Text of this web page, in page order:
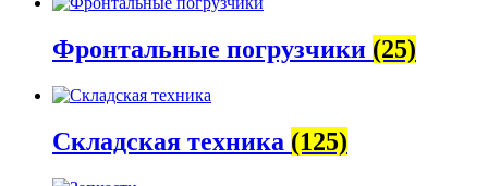
Фронтальные погрузчики (25)
Складская техника (125)